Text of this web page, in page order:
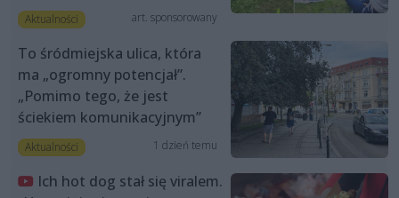
Aktualności art. sponsorowany
To śródmiejska ulica, która
ma „ogromny potencjał”.
„Pomimo tego, że jest
ściekiem komunikacyjnym”
Aktualności 1 dzień temu
Ich hot dog stał się viralem.